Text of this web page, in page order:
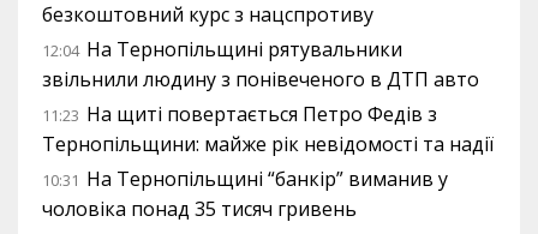
безкоштовний курс з нацспротиву
12:04 На Тернопільщині рятувальники
звільнили людину з понівеченого в ДТП авто
11:23 На щиті повертається Петро Федів з
Тернопільщини: майже рік невідомості та надії
10:31 На Тернопільщині “банкір” виманив у
чоловіка понад 35 тисяч гривень